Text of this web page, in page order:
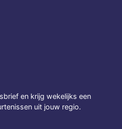
en krijg wekelijks een
uit jouw regio.